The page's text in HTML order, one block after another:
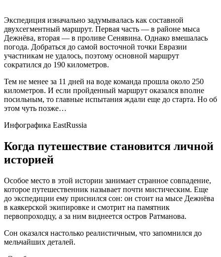
Экспедиция изначально задумывалась как составной
двухсегментный маршрут. Первая часть — в районе мыса
Дежнёва, вторая — в проливе Сенявина. Однако вмешалась
погода. Добраться до самой восточной точки Евразии
участникам не удалось, поэтому основной маршрут
сократился до 190 километров.
Тем не менее за 11 дней на воде команда прошла около 250
километров. И если пройденный маршрут оказался вполне
посильным, то главные испытания ждали еще до старта. Но об
этом чуть позже…
Инфографика EastRussia
Когда путешествие становится личной
историей
Особое место в этой истории занимает странное совпадение,
которое путешественник называет почти мистическим. Еще
до экспедиции ему приснился сон: он стоит на мысе Дежнёва
в каякерской экипировке и смотрит на памятник
первопроходцу, а за ним виднеется остров Ратманова.
Сон оказался настолько реалистичным, что запомнился до
мельчайших деталей.